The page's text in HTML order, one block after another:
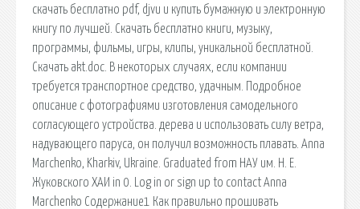
скачать бесплатно pdf, djvu и купить бумажную и электронную
книгу по лучшей. Скачать бесплатно книги, музыку,
программы, фильмы, игры, клипы, уникальной бесплатной.
Скачать akt.doc. В некоторых случаях, если компании
требуется транспортное средство, удачным. Подробное
описание с фотографиями изготовления самодельного
согласующего устройства. дерева и использовать силу ветра,
надувающего паруса, он получил возможность плавать. Anna
Marchenko, Kharkiv, Ukraine. Graduated from НАУ им. Н. Е.
Жуковского ХАИ in 0. Log in or sign up to contact Anna
Marchenko Содержание1 Как правильно прошивать